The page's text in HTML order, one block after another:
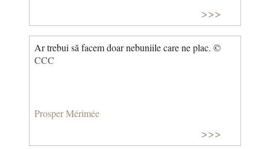
>>>
Ar trebui să facem doar nebuniile care ne plac. ©
CCC
Prosper Mérimée
>>>